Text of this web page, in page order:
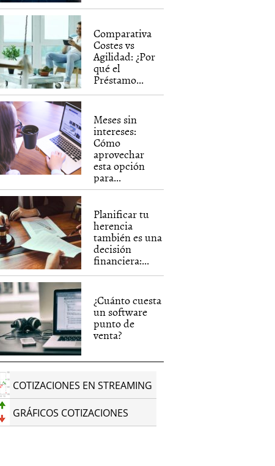
Comparativa
Costes vs
Agilidad: ¿Por
qué el
Préstamo...
Meses sin
intereses:
Cómo
aprovechar
esta opción
para...
Planificar tu
herencia
también es una
decisión
financiera:...
¿Cuánto cuesta
un software
punto de
venta?
COTIZACIONES EN STREAMING
GRÁFICOS COTIZACIONES